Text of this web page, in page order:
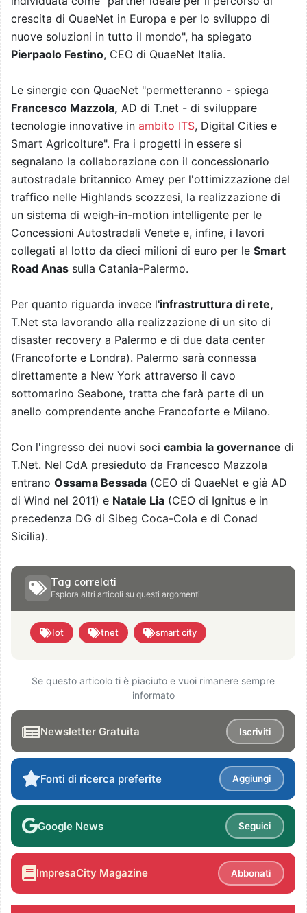
crescita di QuaeNet in Europa e per lo sviluppo di
nuove soluzioni in tutto il mondo", ha spiegato
Pierpaolo Festino, CEO di QuaeNet Italia.
Le sinergie con QuaeNet "permetteranno - spiega
Francesco Mazzola, AD di T.net - di sviluppare
tecnologie innovative in ambito ITS, Digital Cities e
Smart Agricolture". Fra i progetti in essere si
segnalano la collaborazione con il concessionario
autostradale britannico Amey per l'ottimizzazione del
traffico nelle Highlands scozzesi, la realizzazione di
un sistema di weigh-in-motion intelligente per le
Concessioni Autostradali Venete e, infine, i lavori
collegati al lotto da dieci milioni di euro per le Smart
Road Anas sulla Catania-Palermo.
Per quanto riguarda invece l'infrastruttura di rete,
T.Net sta lavorando alla realizzazione di un sito di
disaster recovery a Palermo e di due data center
(Francoforte e Londra). Palermo sarà connessa
direttamente a New York attraverso il cavo
sottomarino Seabone, tratta che farà parte di un
anello comprendente anche Francoforte e Milano.
Con l'ingresso dei nuovi soci cambia la governance di
T.Net. Nel CdA presieduto da Francesco Mazzola
entrano Ossama Bessada (CEO di QuaeNet e già AD
di Wind nel 2011) e Natale Lia (CEO di Ignitus e in
precedenza DG di Sibeg Coca-Cola e di Conad
Sicilia).
Tag correlati
Esplora altri articoli su questi argomenti
Iot tnet smart city
Se questo articolo ti è piaciuto e vuoi rimanere sempre
informato
Newsletter Gratuita Iscriviti
Fonti di ricerca preferite Aggiungi
Google News Seguici
ImpresaCity Magazine Abbonati